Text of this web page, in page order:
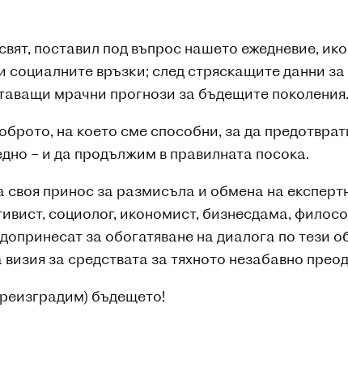
поставил под въпрос нашето ежедневие,
връзки; след стряскащите данни
мрачни прогнози за бъдещите
на което сме способни, за да
– и да продължим в правилната посока.
принос за размисъла и обмена на
социолог, икономист, бизнесдама,
за обогатяване на диалога по тези
за средствата за тяхното незабавно
бъдещето!